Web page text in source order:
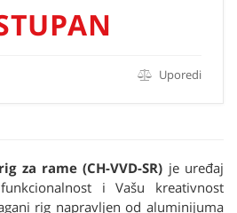
Uporedi
za rame (CH-VVD-SR) je uređaj
i Vašu kreativnost
rig napravljen od aluminijuma